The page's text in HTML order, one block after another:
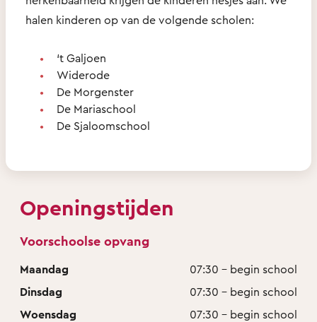
halen kinderen op van de volgende scholen:
‘t Galjoen
Widerode
De Morgenster
De Mariaschool
De Sjaloomschool
Openingstijden
Voorschoolse opvang
Maandag
07:30 - begin school
Dinsdag
07:30 - begin school
Woensdag
07:30 - begin school